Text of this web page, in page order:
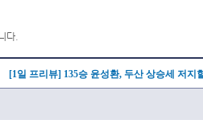
다.
[1일 프리뷰] 135승 윤성환, 두산 상승세 저지